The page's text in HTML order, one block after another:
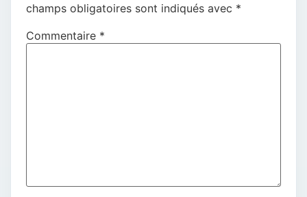
champs obligatoires sont indiqués avec *
Commentaire *